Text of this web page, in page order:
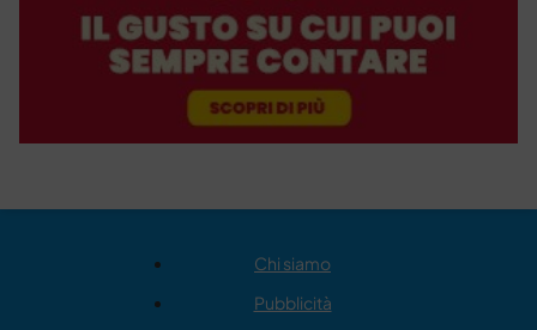
Chi siamo
Pubblicità